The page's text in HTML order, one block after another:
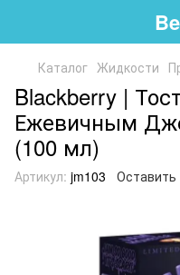
Каталог Жидкости
Blackberry |
Ежевичным
(100 мл)
Артикул: jm103 Оставить